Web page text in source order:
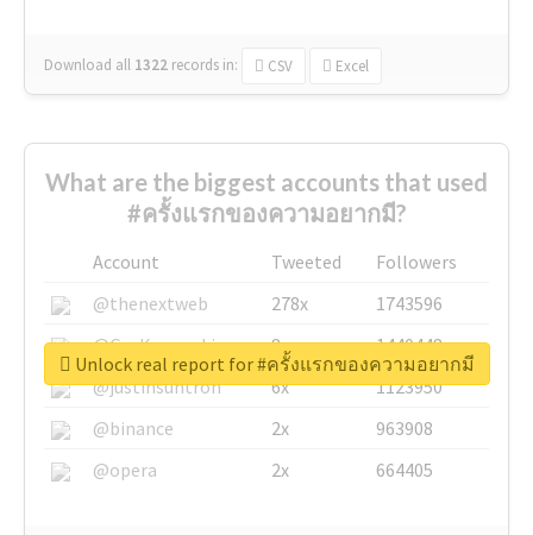
Download all 1322 records in: CSV Excel
What are the biggest accounts that used
#ครั้งแรกของความอยากมี?
Account Tweeted
Followers
@thenextweb
278x
1743596
@GuyKawasaki
8x
1440448
@justinsuntron
6x
1123950
@binance
2x
963908
@opera
2x 664405
Unlock real report for #ครั้งแรกของความอยากมี